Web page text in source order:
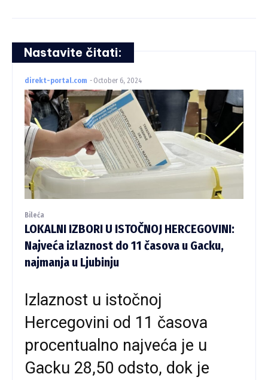
Nastavite čitati:
direkt-portal.com - October 6, 2024
Bileća
LOKALNI IZBORI U ISTOČNOJ HERCEGOVINI:
Najveća izlaznost do 11 časova u Gacku,
najmanja u Ljubinju
Izlaznost u istočnoj
Hercegovini od 11 časova
procentualno najveća je u
Gacku 28,50 odsto, dok je